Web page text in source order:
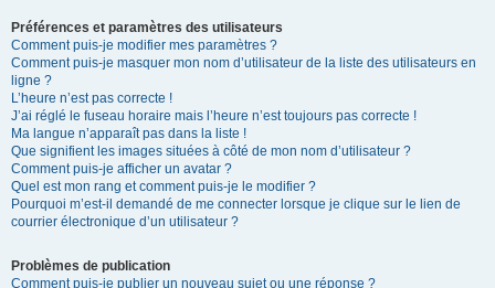
Préférences et paramètres des utilisateurs
Comment puis-je modifier mes paramètres ?
Comment puis-je masquer mon nom d’utilisateur de la liste des utilisateurs en
ligne ?
L’heure n’est pas correcte !
J’ai réglé le fuseau horaire mais l’heure n’est toujours pas correcte !
Ma langue n’apparaît pas dans la liste !
Que signifient les images situées à côté de mon nom d’utilisateur ?
Comment puis-je afficher un avatar ?
Quel est mon rang et comment puis-je le modifier ?
Pourquoi m’est-il demandé de me connecter lorsque je clique sur le lien de
courrier électronique d’un utilisateur ?
Problèmes de publication
Comment puis-je publier un nouveau sujet ou une réponse ?